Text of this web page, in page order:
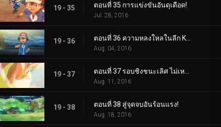
19 - 35 ตอนที่ 35 การแข่งขันอันดุเดือด!
Jul. 28, 2016
19 - 36
Aug. 04, 2016
19 - 37
Aug. 11, 2016
19 - 38 ตอนที่ 38 สู่จุดจบอันร้อนแรง!
Aug. 18, 2016